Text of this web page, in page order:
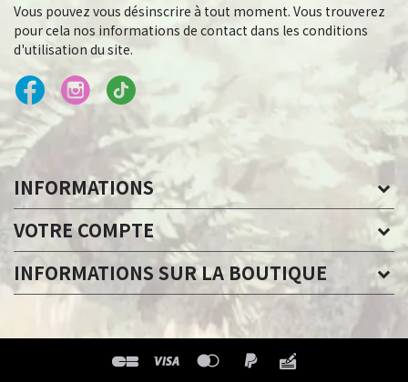
Vous pouvez vous désinscrire à tout moment. Vous trouverez
pour cela nos informations de contact dans les conditions
d'utilisation du site.
INFORMATIONS
VOTRE COMPTE
INFORMATIONS SUR LA BOUTIQUE